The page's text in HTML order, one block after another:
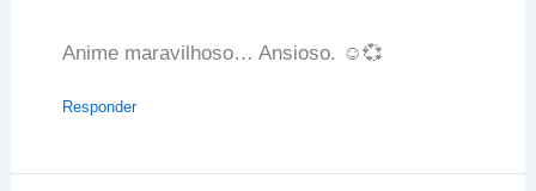
Anime maravilhoso… Ansioso. ☺️💞
Responder